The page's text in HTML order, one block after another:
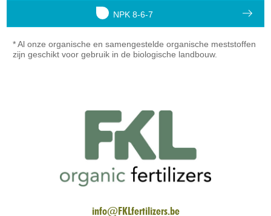
NPK 8-6-7
* Al onze organische en samengestelde organische meststoffen
zijn geschikt voor gebruik in de biologische landbouw.
info@FKLfertilizers.be